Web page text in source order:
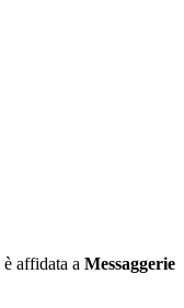
affidata a Messaggerie